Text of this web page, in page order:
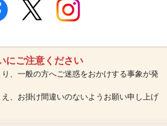
にご注意ください
、一般の方へご迷惑をおかけする事象が発
、お掛け間違いのないようお願い申し上げ